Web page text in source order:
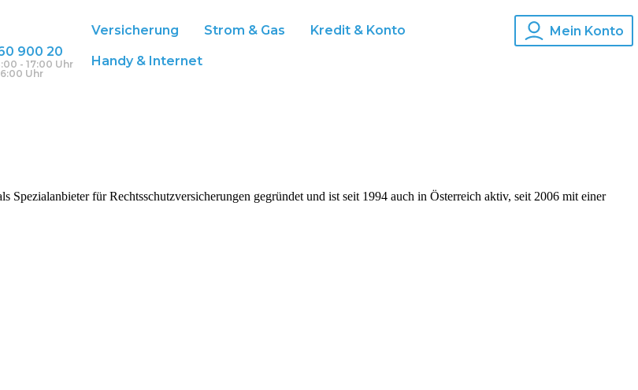
900 20
- 17:00 Uhr
Uhr
Versicherung Strom & Gas Kredit & Konto
Handy & Internet
Mein Konto
für Rechtsschutzversicherungen gegründet und ist seit 1994 auch in Österreich aktiv, seit 2006 mit einer